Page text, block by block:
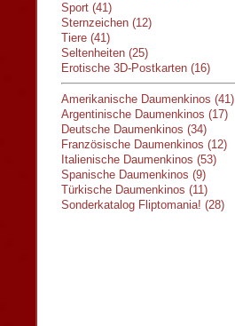
Sport (41)
Sternzeichen (12)
Tiere (41)
Seltenheiten (25)
Erotische 3D-Postkarten (16)
Amerikanische Daumenkinos (41)
Argentinische Daumenkinos (17)
Deutsche Daumenkinos (34)
Französische Daumenkinos (12)
Italienische Daumenkinos (53)
Spanische Daumenkinos (9)
Türkische Daumenkinos (11)
Sonderkatalog Fliptomania! (28)